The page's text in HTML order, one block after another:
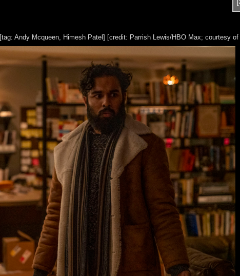
[tag: Andy Mcqueen, Himesh Patel] [credit: Parrish Lewis/HBO Max; courtesy of